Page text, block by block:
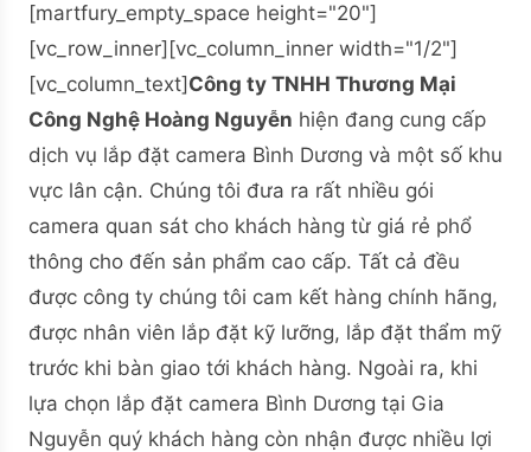
[martfury_empty_space height="20"]
[vc_row_inner][vc_column_inner width="1/2"]
[vc_column_text] Công ty TNHH Thương Mại
Công Nghệ Hoàng Nguyễn hiện đang cung cấp
dịch vụ lắp đặt camera Bình Dương và một số khu
vực lân cận. Chúng tôi đưa ra rất nhiều gói
camera quan sát cho khách hàng từ giá rẻ phổ
thông cho đến sản phẩm cao cấp. Tất cả đều
được công ty chúng tôi cam kết hàng chính hãng,
được nhân viên lắp đặt kỹ lưỡng, lắp đặt thẩm mỹ
trước khi bàn giao tới khách hàng. Ngoài ra, khi
lựa chọn lắp đặt camera Bình Dương tại Gia
Nguyễn quý khách hàng còn nhận được nhiều lợi